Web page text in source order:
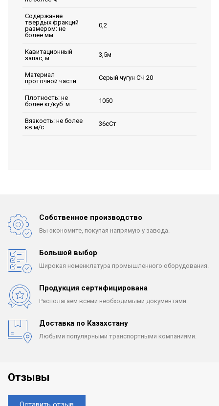
Содержание
твердых фракций
размером: не
более мм
0,2
Кавитационный
запас, м
3,5м
Материал
проточной части
Серый чугун СЧ 20
Плотность: не
более кг/куб. м
1050
Вязкость: не более
кв.м/с
36сСт
Собственное производство
Вы экономите, покупая напрямую у завода.
Большой выбор
Широкая номенклатура промышленного оборудования.
Продукция сертифицирована
Располагаем всеми необходимыми документами.
Доставка по Казахстану
Любыми популярными транспортными компаниями.
Отзывы